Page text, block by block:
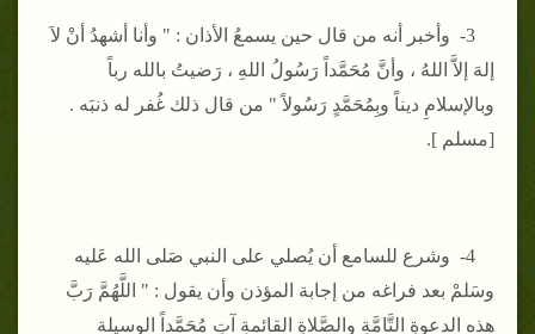
3- وأخبر أنه من قال حين يسمعُ الأذان : " وأنا أشهدُ أنْ لاَ
إلهَ إلاَّ اللهُ ، وأنَّ مُحَمَّداً رَسُولُ اللهِ ، رَضيتُ بالله رباً
وبالإسلامِ ديناً وبِمُحَمَّدٍ رَسُولاً " من قال ذلك غُفر له ذنبَه .
[مسلم ].
4- وشرع للسامع أن يُصلي على النبي صَلى الله عَليه
وسَلمْ بعد فراغه من إجابة المؤذن وأن يقول : " اللَّهُمَّ رَبَّ
هذه الدعوةِ التَّامَّةِ والصَّلاةِ القائمةِ آتِ مُحَمَّداً الوسيلة